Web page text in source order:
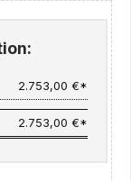
2.753,00 €*
2.753,00 €*